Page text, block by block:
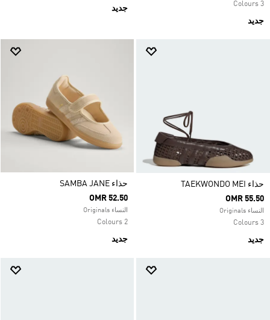
3 Colours
جديد
جديد
حذاء TAEKWONDO MEI
OMR 55.50
النساء Originals
3 Colours
جديد
حذاء SAMBA JANE
OMR 52.50
النساء Originals
2 Colours
جديد